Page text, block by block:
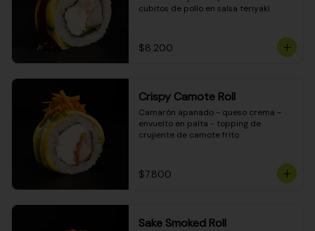
cubitos de pollo en salsa teriyaki
$8.200
Crispy Camote Roll
Camarón apanado - queso crema -
envuelto en palta - topping de
crujiente de camote frito
$7.800
Sake Smoked Roll